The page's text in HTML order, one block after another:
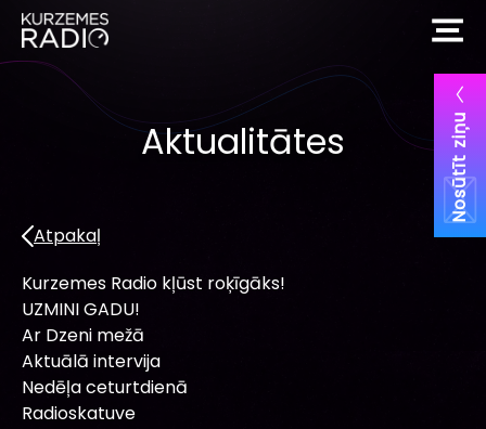
Nosūtīt ziņu
Aktualitātes
Atpakaļ
Kurzemes Radio kļūst roķīgāks!
UZMINI GADU!
Ar Dzeni mežā
Aktuālā intervija
Nedēļa ceturtdienā
Radioskatuve